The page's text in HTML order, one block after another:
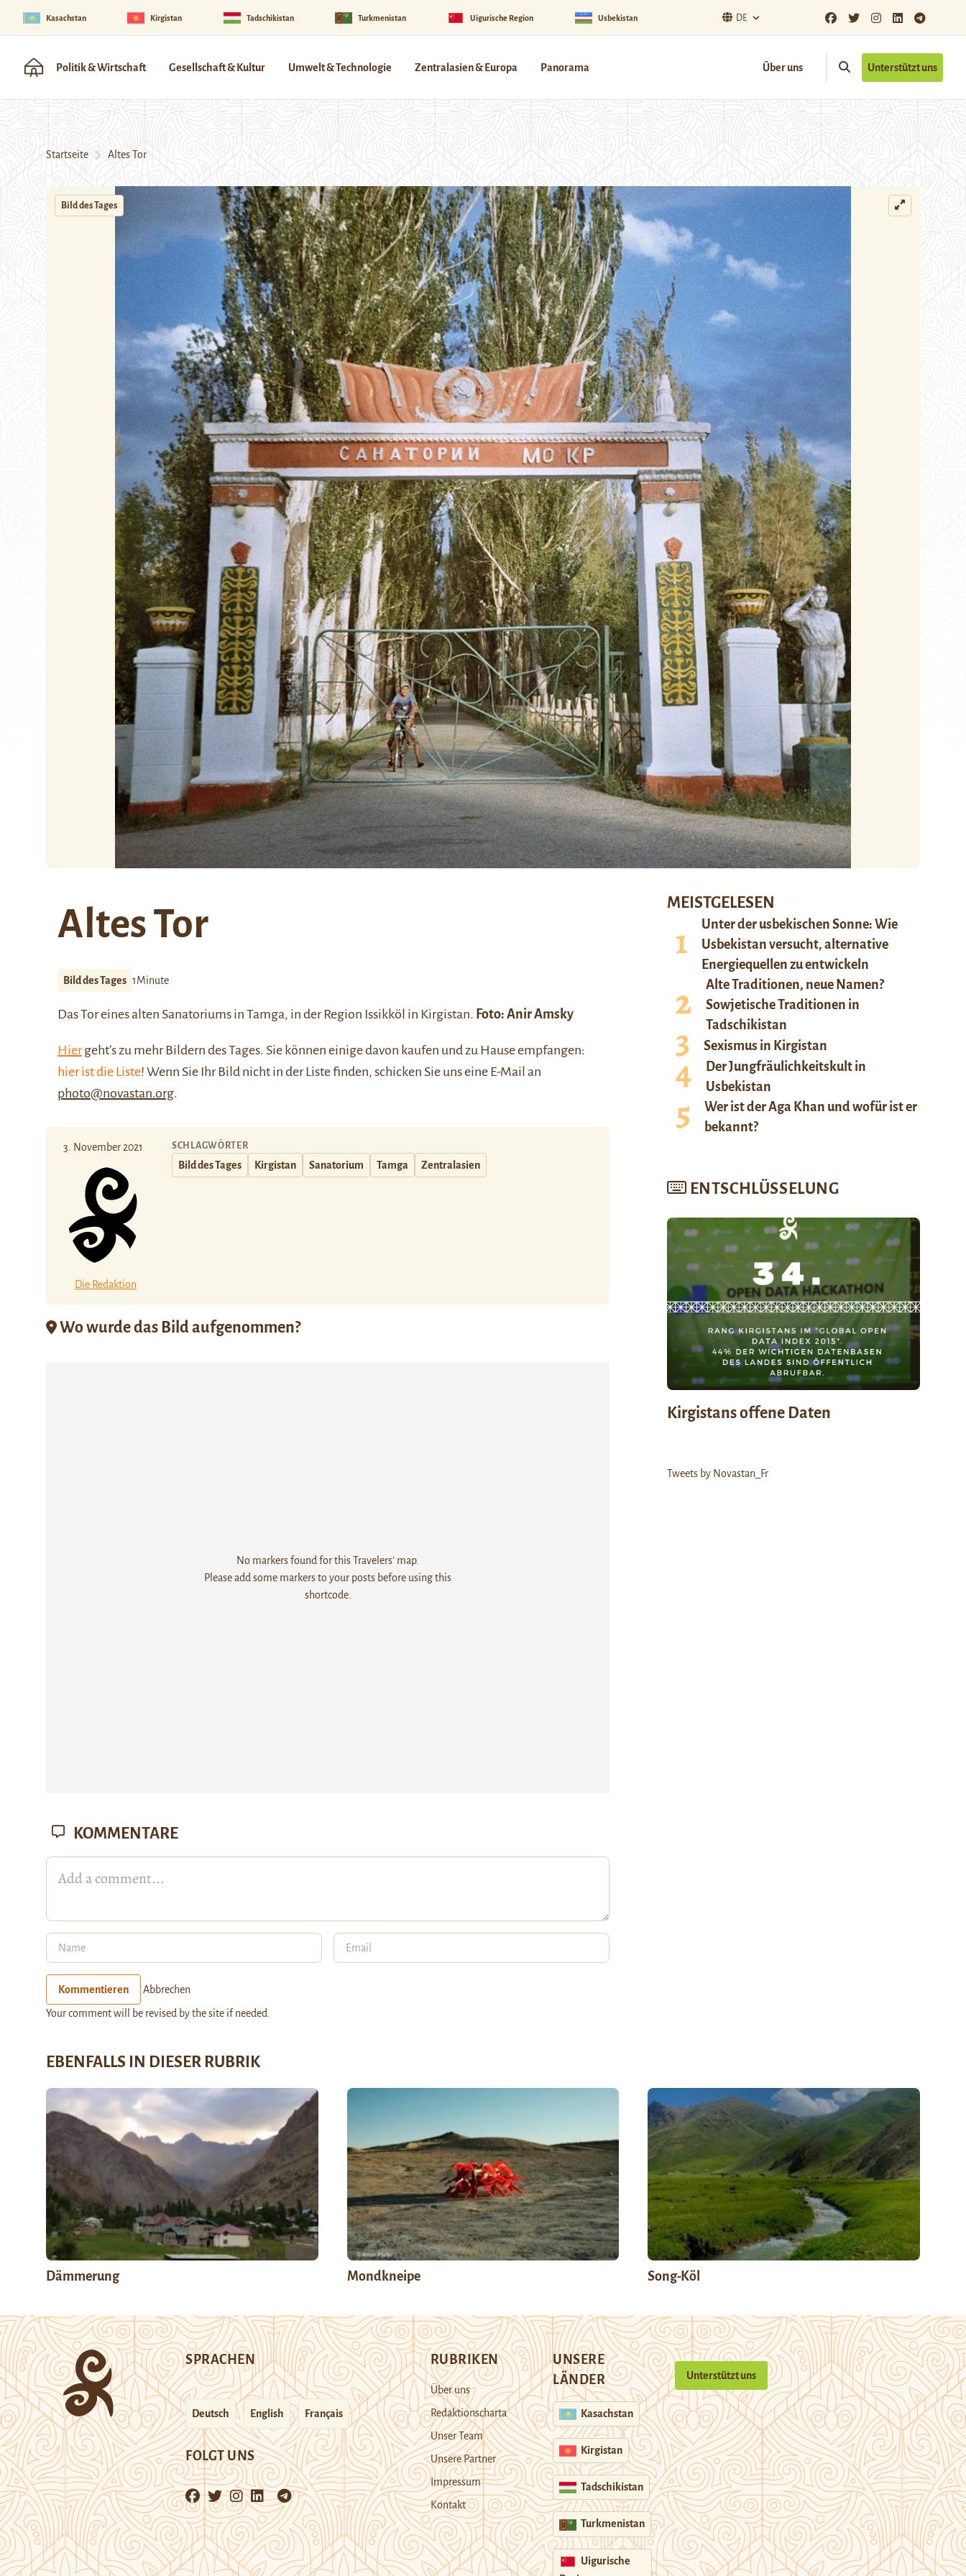
Kasachstan Kirgistan Tadschikistan Turkmenistan Uigurische Region Usbekistan DE
Politik & Wirtschaft Gesellschaft & Kultur Umwelt & Technologie Zentralasien & Europa Panorama Über uns Unterstützt uns
Startseite Altes Tor
Bild des Tages
Altes Tor
Bild des Tages 1Minute
Das Tor eines alten Sanatoriums in Tamga, in der Region Issikköl in Kirgistan. Foto: Anir Amsky
Hiergeht’s zu mehr Bildern des Tages. Sie können einige davon kaufen und zu Hause empfangen:
hier ist die Liste! Wenn Sie Ihr Bild nicht in der Liste finden, schicken Sie uns eine E-Mail an
photo@novastan.org.
3. November 2021
Die Redaktion
SCHLAGWÖRTER
Bild des Tages Kirgistan Sanatorium Tamga Zentralasien
Wo wurde das Bild aufgenommen?
No markers found for this Travelers' map.
Please add some markers to your posts before using this
shortcode.
MEISTGELESEN
Unter der usbekischen Sonne: Wie
Usbekistan versucht, alternative
Energiequellen zu entwickeln
Alte Traditionen, neue Namen?
Sowjetische Traditionen in
Tadschikistan
Sexismus in Kirgistan
Der Jungfräulichkeitskult in
Usbekistan
Wer ist der Aga Khan und wofür ist er
bekannt?
ENTSCHLÜSSELUNG
Kirgistans offene Daten
Tweets by Novastan_Fr
KOMMENTARE
Kommentieren Abbrechen
Your comment will be revised by the site if needed.
EBENFALLS IN DIESER RUBRIK
Dämmerung Mondkneipe Song-Köl
SPRACHEN
Deutsch English Français
FOLGT UNS
RUBRIKEN
Über uns
Redaktionscharta
Unser Team
Unsere Partner
Impressum
Kontakt
UNSERE
LÄNDER
Kasachstan
Kirgistan
Tadschikistan
Turkmenistan
Uigurische
Unterstützt uns